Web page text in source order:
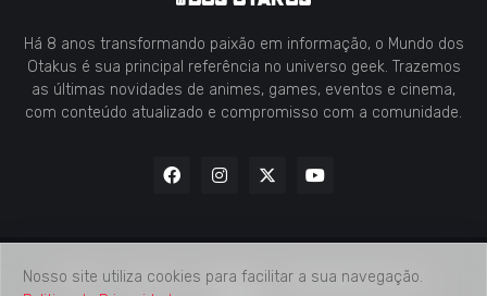
Há 8 anos transformando paixão em informação, o Mundo dos
Otakus é sua principal referência no universo geek. Trazemos
as últimas novidades de animes, games, eventos e cinema,
com conteúdo atualizado e compromisso com a comunidade.
Home Contato Midia Kit Verificação de Fatos
Nosso site utiliza cookies para facilitar a sua navegação.